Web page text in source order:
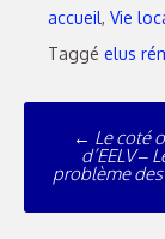
accueil, Vie
Taggé elus
← Le coté
d’EELV –
problème